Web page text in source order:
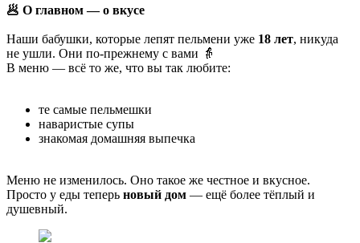
🥟 О главном — о вкусе
Наши бабушки, которые лепят пельмени уже 18 лет, никуда
не ушли. Они по-прежнему с вами 👵
В меню — всё то же, что вы так любите:
те самые пельмешки
наваристые супы
знакомая домашняя выпечка
Меню не изменилось. Оно такое же честное и вкусное.
Просто у еды теперь новый дом — ещё более тёплый и
душевный.